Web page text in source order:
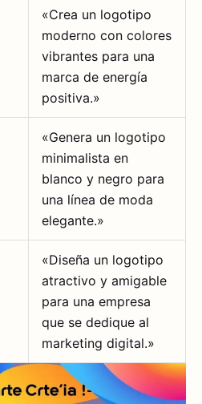
«Crea un logotipo
moderno con colores
vibrantes para una
marca de energía
positiva.»
«Genera un logotipo
minimalista en
blanco y negro para
una línea de moda
elegante.»
«Diseña un logotipo
atractivo y amigable
para una empresa
que se dedique al
marketing digital.»